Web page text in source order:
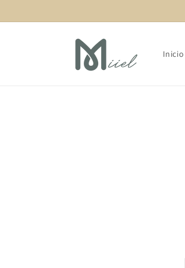
al contenido
Inicio